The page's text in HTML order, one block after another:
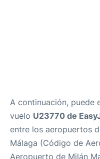
A continuación, puede
vuelo U23770 de
entre los aeropuertos
Málaga (Código de
Aeropuerto de Milán